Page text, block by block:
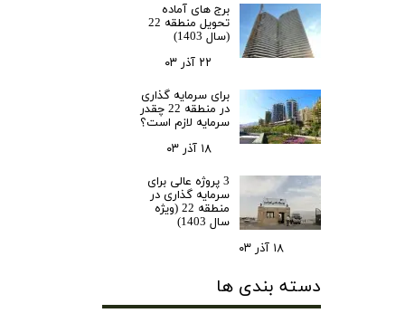
برج های آماده
تحویل منطقه 22
(سال 1403)
۲۲ آذر ۰۳
برای سرمایه‌ گذاری
در منطقه 22 چقدر
سرمایه لازم است؟
۱۸ آذر ۰۳
3 پروژه عالی برای
سرمایه گذاری در
منطقه 22 (ویژه
سال 1403)
۱۸ آذر ۰۳
دسته بندی ها